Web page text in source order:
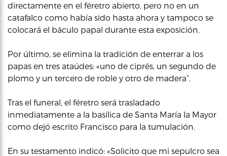
directamente en el féretro abierto, pero no en un
catafalco como había sido hasta ahora y tampoco se
colocará el báculo papal durante esta exposición.
Por último, se elimina la tradición de enterrar a los
papas en tres ataúdes: «uno de ciprés, un segundo de
plomo y un tercero de roble y otro de madera”.
Tras el funeral, el féretro será trasladado
inmediatamente a la basílica de Santa María la Mayor
como dejó escrito Francisco para la tumulación.
En su testamento indicó: «Solicito que mi sepulcro sea